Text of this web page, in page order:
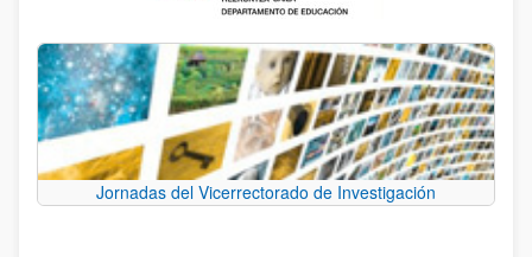
Jornadas del Vicerrectorado de Investigación